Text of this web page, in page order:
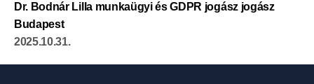
Dr. Bodnár Lilla munkaügyi és GDPR jogász jogász
Budapest
2025.10.31.